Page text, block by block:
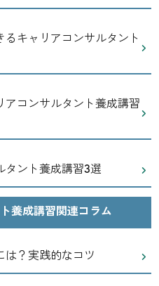
キャリアコンサルタント
アコンサルタント養成講習
タント養成講習3選
養成講習関連コラム
は？実践的なコツ